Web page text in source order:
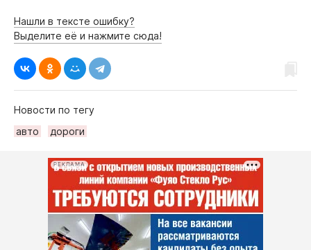
Нашли в тексте ошибку?
Выделите её и нажмите сюда!
Новости по тегу
авто
дороги
РЕКЛАМА